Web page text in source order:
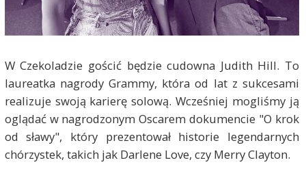
W Czekoladzie gościć będzie cudowna Judith Hill. To
laureatka nagrody Grammy, która od lat z sukcesami
realizuje swoją karierę solową. Wcześniej mogliśmy ją
oglądać w nagrodzonym Oscarem dokumencie "O krok
od sławy", który prezentował historie legendarnych
chórzystek, takich jak Darlene Love, czy Merry Clayton.